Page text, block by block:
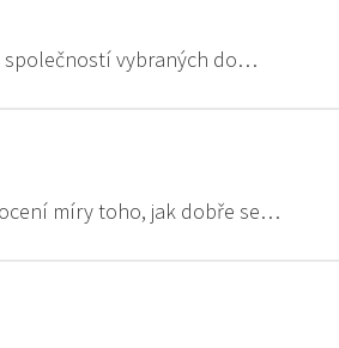
společností vybraných do…
míry toho, jak dobře se…